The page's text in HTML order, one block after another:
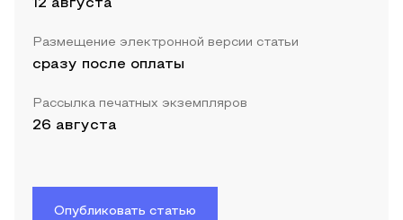
12 августа
Размещение электронной версии статьи
сразу после оплаты
Рассылка печатных экземпляров
26 августа
Опубликовать статью